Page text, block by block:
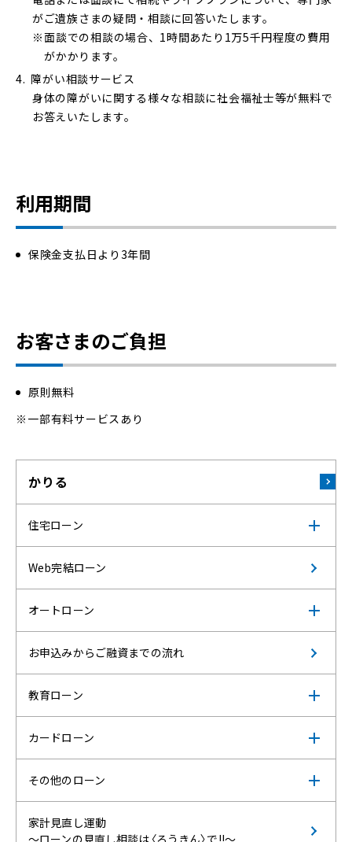
がご遺族さまの疑問・相談に回答いたします。
面談での相談の場合、1時間あたり1万5千円程度の費用
がかかります。
障がい相談サービス
身体の障がいに関する様々な相談に社会福祉士等が無料で
お答えいたします。
利用期間
保険金支払日より3年間
お客さまのご負担
原則無料
一部有料サービスあり
かりる
住宅ローン
Web完結ローン
オートローン
お申込みからご融資までの流れ
教育ローン
カードローン
その他のローン
家計見直し運動
～ローンの見直し相談は〈ろうきん〉で!!～